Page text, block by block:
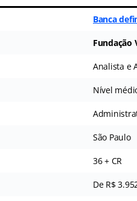
Banca
Fundação
Analista e
Nível
São Paulo
36 + CR
De R$